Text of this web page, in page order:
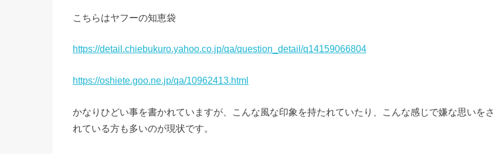
こちらはヤフーの知恵袋
https://detail.chiebukuro.yahoo.co.jp/qa/question_detail/q14159066804
https://oshiete.goo.ne.jp/qa/10962413.html
かなりひどい事を書かれていますが、こんな風な印象を持たれていたり、こんな感じで嫌な思いをさ
れている方も多いのが現状です。